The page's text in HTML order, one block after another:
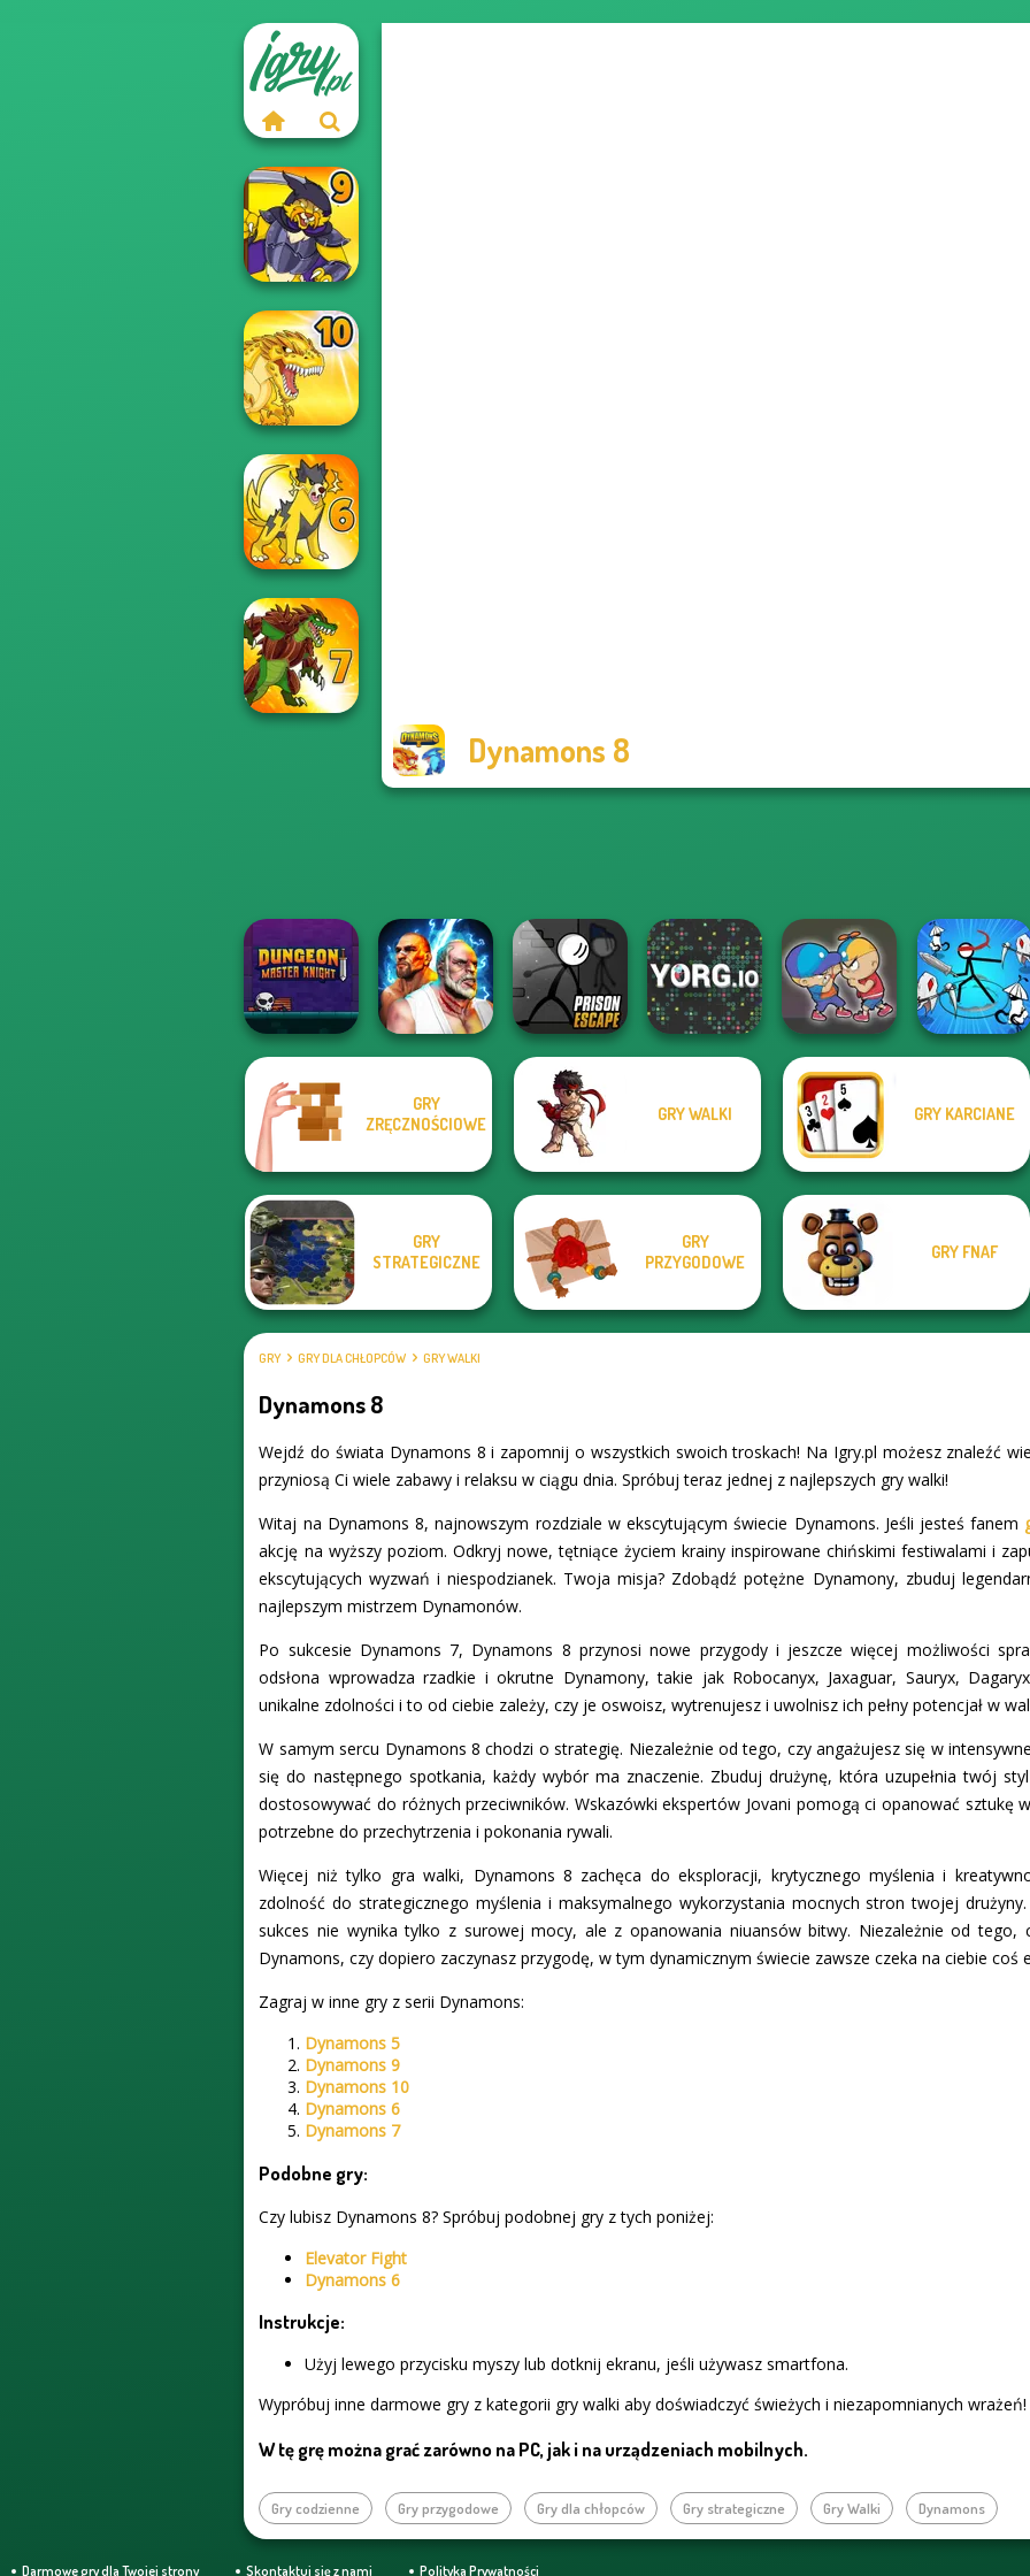
Dynamons 8
Dynamons 9
Dynamons 10
Dynamons 6
Dungeon Master
Knight
Fighter Legends
Duo
Prison Escape
Online
Elevator Fight
Stickman Rogue
GRY
ZRĘCZNOŚCIOWE
GRY WALKI GRY KARCIANE
GRY
STRATEGICZNE
GRY
PRZYGODOWE
GRY FNAF
GRY GRY DLA CHŁOPCÓW GRY WALKI
Dynamons 8
Wejdź do świata Dynamons 8 i zapomnij o wszystkich swoich troskach! Na Igry.pl możesz znaleźć
przyniosą Ci wiele zabawy i relaksu w ciągu dnia. Spróbuj teraz jednej z najlepszych gry walki!
Witaj na Dynamons 8, najnowszym rozdziale w ekscytującym świecie Dynamons. Jeśli jesteś fanem
akcję na wyższy poziom. Odkryj nowe, tętniące życiem krainy inspirowane chińskimi festiwalami i
ekscytujących wyzwań i niespodzianek. Twoja misja? Zdobądź potężne Dynamony, zbuduj
najlepszym mistrzem Dynamonów.
Po sukcesie Dynamons 7, Dynamons 8 przynosi nowe przygody i jeszcze więcej możliwości
odsłona wprowadza rzadkie i okrutne Dynamony, takie jak Robocanyx, Jaxaguar, Sauryx,
unikalne zdolności i to od ciebie zależy, czy je oswoisz, wytrenujesz i uwolnisz ich pełny potencjał w
W samym sercu Dynamons 8 chodzi o strategię. Niezależnie od tego, czy angażujesz się w
się do następnego spotkania, każdy wybór ma znaczenie. Zbuduj drużynę, która uzupełnia twój
dostosowywać do różnych przeciwników. Wskazówki ekspertów Jovani pomogą ci opanować sztukę
potrzebne do przechytrzenia i pokonania rywali.
Więcej niż tylko gra walki, Dynamons 8 zachęca do eksploracji, krytycznego myślenia i
zdolność do strategicznego myślenia i maksymalnego wykorzystania mocnych stron twojej
sukces nie wynika tylko z surowej mocy, ale z opanowania niuansów bitwy. Niezależnie od tego,
Dynamons, czy dopiero zaczynasz przygodę, w tym dynamicznym świecie zawsze czeka na ciebie coś
Zagraj w inne gry z serii Dynamons:
Dynamons 5
Dynamons 9
Dynamons 10
Dynamons 6
Dynamons 7
Podobne gry:
Czy lubisz Dynamons 8? Spróbuj podobnej gry z tych poniżej:
Elevator Fight
Dynamons 6
Instrukcje:
Użyj lewego przycisku myszy lub dotknij ekranu, jeśli używasz smartfona.
Wypróbuj inne darmowe gry z kategorii gry walki aby doświadczyć świeżych i niezapomnianych wrażeń!
W tę grę można grać zarówno na PC, jak i na urządzeniach mobilnych.
Gry codzienne Gry przygodowe Gry dla chłopców Gry strategiczne Gry Walki Dynamons
Darmowe gry dla Twojej strony Skontaktuj się z nami Polityka Prywatności